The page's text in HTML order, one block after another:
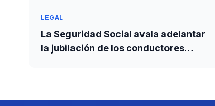
LEGAL
La Seguridad Social avala adelantar
la jubilación de los conductores